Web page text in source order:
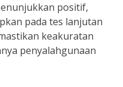
positif,
pada tes lanjutan
keakuratan
penyalahgunaan